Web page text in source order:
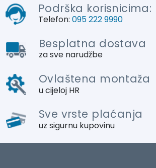
Podrška korisnicima:
Telefon: 095 222 9990
Besplatna dostava
za sve narudžbe
Ovlaštena montaža
u cijeloj HR
Sve vrste plaćanja
uz sigurnu kupovinu